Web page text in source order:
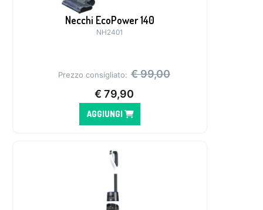
Necchi EcoPower 140
NH2401
Prezzo consigliato: €99,00
€ 79,90
AGGIUNGI